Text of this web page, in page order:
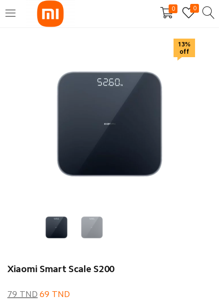
0 0
S'INSCRIRE
Entrez votre nom d'utilisateur et mot de passe pour vous
13%
off
Xiaomi Smart Scale S200
79 TND 69 TND